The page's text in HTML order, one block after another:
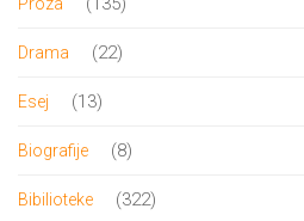
Drama 2222
Esej 1313
Biografije 88
Bibilioteke 322322